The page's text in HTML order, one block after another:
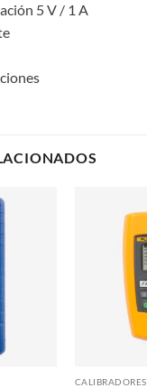
5 V / 1 A
CALIBRADORES